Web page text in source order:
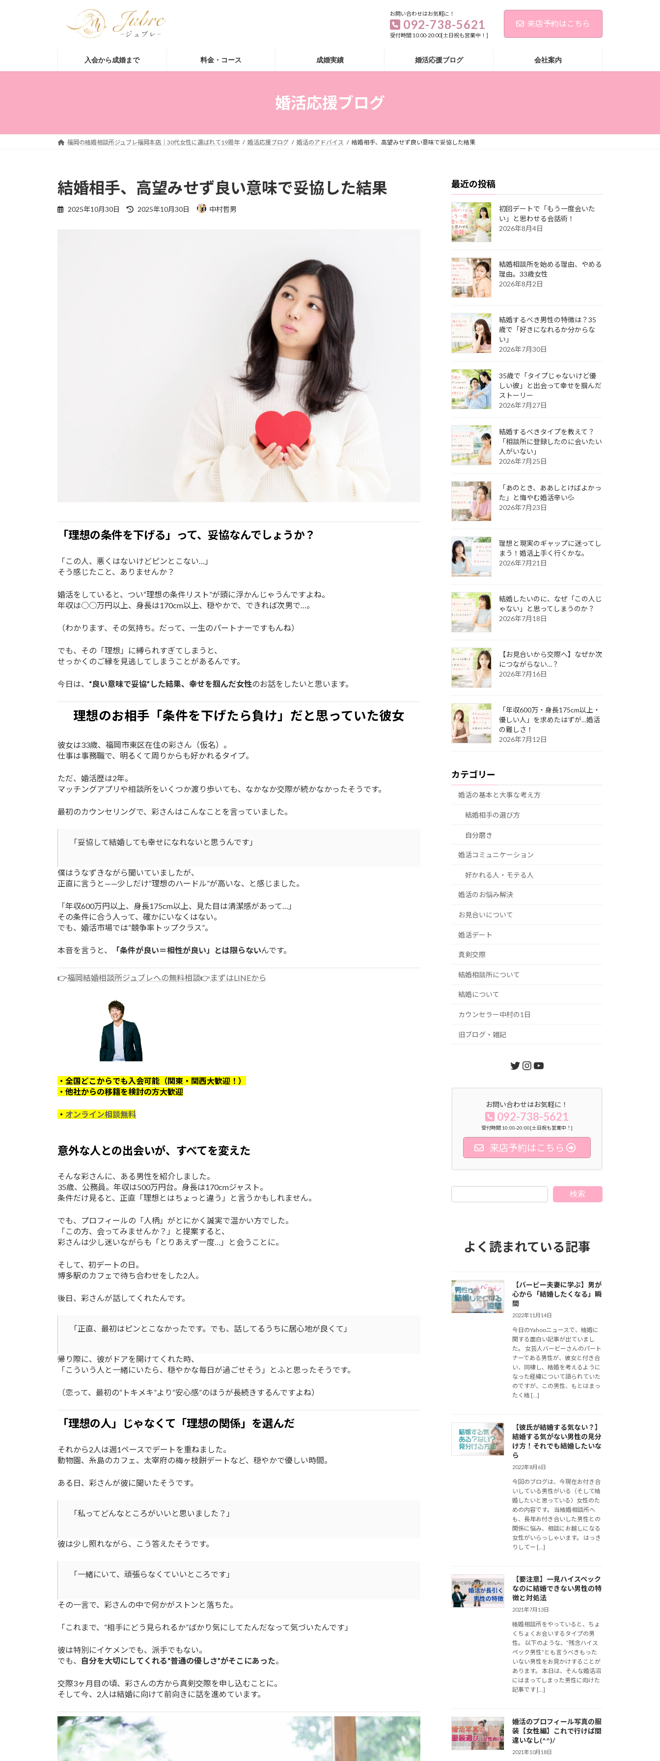
お問い合わせはお気軽に！
092-738-5621
受付時間 10:00-20:00[土日祝も営業中！]
来店予約はこちら
入会から成婚まで 料金・コース 成婚実績 婚活応援ブログ 会社案内
婚活応援ブログ
福岡の結婚相談所ジュブレ福岡本店｜30代女性に選ばれて19周年 婚活応援ブログ 婚活のアドバイス 結婚相手、高望みせず良い意味で妥協した結果
結婚相手、高望みせず良い意味で妥協した結果
2025年10月30日
最
2025年10月30日 中村哲男
「理想の条件を下げる」って、妥協なんでしょうか？
「この人、悪くはないけどピンとこない…」
そう感じたこと、ありませんか？
婚活をしていると、つい“理想の条件リスト”が頭に浮かんじゃうんですよね。
年収は○○万円以上、身長は170cm以上、穏やかで、できれば次男で…。
（わかります、その気持ち。だって、一生のパートナーですもんね）
でも、その「理想」に縛られすぎてしまうと、
せっかくのご縁を見逃してしまうことがあるんです。
今日は、 “良い意味で妥協”した結果、幸せを掴んだ女性のお話をしたいと思います。
理想のお相手「条件を下げたら負け」だと思っていた彼女
彼女は33歳、福岡市東区在住の彩さん（仮名）。
仕事は事務職で、明るくて周りからも好かれるタイプ。
ただ、婚活歴は2年。
マッチングアプリや相談所をいくつか渡り歩いても、なかなか交際が続かなかったそうです。
最初のカウンセリングで、彩さんはこんなことを言っていました。
「妥協して結婚しても幸せになれないと思うんです」
僕はうなずきながら聞いていましたが、
正直に言うと——少しだけ“理想のハードル”が高いな、と感じました。
「年収600万円以上、身長175cm以上、見た目は清潔感があって…」
その条件に合う人って、確かにいなくはない。
でも、婚活市場では“競争率トップクラス”。
本音を言うと、 「条件が良い＝相性が良い」とは限らないんです。
👉福岡結婚相談所ジュブレへの無料相談👉 まずはLINEから
・全国どこからでも入会可能（関東・関西大歓迎！）
・他社からの移籍を検討の方大歓迎
・ オンライン相談無料
意外な人との出会いが、すべてを変えた
そんな彩さんに、ある男性を紹介しました。
35歳、公務員。年収は500万円台。身長は170cmジャスト。
条件だけ見ると、正直「理想とはちょっと違う」と言うかもしれません。
でも、プロフィールの「人柄」がとにかく誠実で温かい方でした。
「この方、会ってみませんか？」と提案すると、
彩さんは少し迷いながらも「とりあえず一度…」と会うことに。
そして、初デートの日。
博多駅のカフェで待ち合わせをした2人。
後日、彩さんが話してくれたんです。
「正直、最初はピンとこなかったです。でも、話してるうちに居心地が良くて」
帰り際に、彼がドアを開けてくれた時、
「こういう人と一緒にいたら、穏やかな毎日が過ごせそう」とふと思ったそうです。
（恋って、最初の“トキメキ”より“安心感”のほうが長続きするんですよね）
「理想の人」じゃなくて「理想の関係」を選んだ
それから2人は週1ペースでデートを重ねました。
動物園、糸島のカフェ、太宰府の梅ヶ枝餅デートなど、穏やかで優しい時間。
ある日、彩さんが彼に聞いたそうです。
「私ってどんなところがいいと思いました？」
彼は少し照れながら、こう答えたそうです。
「一緒にいて、頑張らなくていいところです」
その一言で、彩さんの中で何かがストンと落ちた。
「これまで、“相手にどう見られるか”ばかり気にしてたんだなって気づいたんです」
彼は特別にイケメンでも、派手でもない。
でも、
自分を大切にしてくれる“普通の優しさ”がそこにあった。
交際3ヶ月目の頃、彩さんの方から真剣交際を申し込むことに。
そして今、2人は結婚に向けて前向きに話を進めています。
最近の投稿
初回デートで「もう一度会いた
い」と思わせる会話術！
2026年8月4日
結婚相談所を始める理由、やめる
理由。33歳女性
2026年8月2日
結婚するべき男性の特徴は？35
歳で「好きになれるか分からな
い」
2026年7月30日
35歳で「タイプじゃないけど優
しい彼」と出会って幸せを掴んだ
ストーリー
2026年7月27日
結婚するべきタイプを教えて？
「相談所に登録したのに会いたい
人がいない」
2026年7月25日
「あのとき、ああしとけばよかっ
た」と悔やむ婚活辛い💦
2026年7月23日
理想と現実のギャップに迷ってし
まう！婚活上手く行くかな。
2026年7月21日
結婚したいのに、なぜ「この人じ
ゃない」と思ってしまうのか？
2026年7月18日
【お見合いから交際へ】なぜか次
につながらない…？
2026年7月16日
「年収600万・身長175cm以上・
優しい人」を求めたはずが…婚活
の難しさ！
2026年7月12日
カテゴリー
婚活の基本と大事な考え方
結婚相手の選び方
自分磨き
婚活コミュニケーション
好かれる人・モテる人
婚活のお悩み解決
お見合いについて
婚活デート
真剣交際
結婚相談所について
結婚について
カウンセラー中村の1日
旧ブログ・雑記
Twitter
Instagram
YouTube
お問い合わせはお気軽に！
092-738-5621
受付時間 10:00-20:00[土日祝も営業中！]
来店予約はこちら
検索
よく読まれている記事
【バービー夫妻に学ぶ】男が
心から「結婚したくなる」瞬
間
2022年11月14日
今日のYahooニュースで、結婚に
関する面白い記事が出ていまし
た。 女芸人バービーさんのパート
ナーである男性が、彼女と付き合
い、同棲し、結婚を考えるように
なった経緯について語られていた
のですが、この男性、もとはまっ
たく結 […]
【彼氏が結婚する気ない？】
結婚する気がない男性の見分
け方！それでも結婚したいな
ら
2022年8月6日
今回のブログは、今現在お付き合
いしている男性がいる（そして結
婚したいと思っている）女性のた
めの内容です。 当結婚相談所へ
も、長年お付き合いした男性との
関係に悩み、相談にお越しになる
女性がいらっしゃいます。 はっき
りしてー […]
【要注意】一見ハイスペック
なのに結婚できない男性の特
徴と対処法
2021年7月13日
結婚相談所をやっていると、ちょ
くちょくお会いするタイプの男
性。 以下のような、”残念ハイス
ペック男性”とも言うべきもった
いない男性をお見かけすることが
あります。 本日は、そんな婚活沼
にはまってしまった男性に向けた
記事です […]
婚活のプロフィール写真の服
装【女性編】これで行けば間
違いなし(^^)/
2021年10月18日